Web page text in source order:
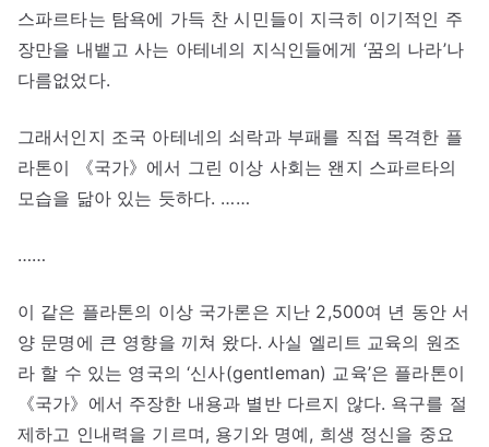
스파르타는 탐욕에 가득 찬 시민들이 지극히 이기적인 주
장만을 내뱉고 사는 아테네의 지식인들에게 ‘꿈의 나라’나
다름없었다.
그래서인지 조국 아테네의 쇠락과 부패를 직접 목격한 플
라톤이 《국가》에서 그린 이상 사회는 왠지 스파르타의
모습을 닮아 있는 듯하다. ……
……
이 같은 플라톤의 이상 국가론은 지난 2,500여 년 동안 서
양 문명에 큰 영향을 끼쳐 왔다. 사실 엘리트 교육의 원조
라 할 수 있는 영국의 ‘신사(gentleman) 교육’은 플라톤이
《국가》에서 주장한 내용과 별반 다르지 않다. 욕구를 절
제하고 인내력을 기르며, 용기와 명예, 희생 정신을 중요